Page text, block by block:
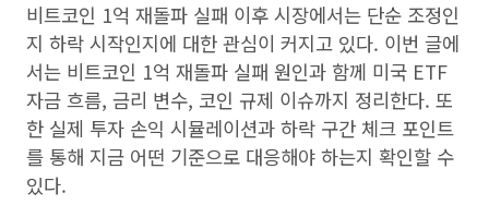
비트코인 1억 재돌파 실패 이후 시장에서는 단순 조정인
지 하락 시작인지에 대한 관심이 커지고 있다. 이번 글에
서는 비트코인 1억 재돌파 실패 원인과 함께 미국 ETF
자금 흐름, 금리 변수, 코인 규제 이슈까지 정리한다. 또
한 실제 투자 손익 시뮬레이션과 하락 구간 체크 포인트
를 통해 지금 어떤 기준으로 대응해야 하는지 확인할 수
있다.